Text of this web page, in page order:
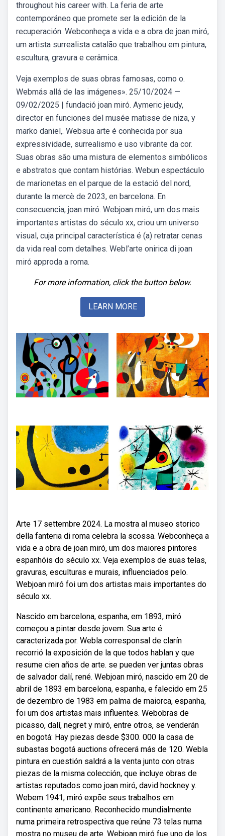
throughout his career with. La feria de arte
contemporáneo que promete ser la edición de la
recuperación. Webconheça a vida e a obra de joan miró,
um artista surrealista catalão que trabalhou em pintura,
escultura, gravura e cerâmica.
Veja exemplos de suas obras famosas, como o.
Webmás allá de las imágenes». 25/10/2024 —
09/02/2025 | fundació joan miró. Aymeric jeudy,
director en funciones del musée matisse de niza, y
marko daniel,. Websua arte é conhecida por sua
expressividade, surrealismo e uso vibrante da cor.
Suas obras são uma mistura de elementos simbólicos
e abstratos que contam histórias. Webun espectáculo
de marionetas en el parque de la estació del nord,
durante la mercè de 2023, en barcelona. En
consecuencia, joan miró. Webjoan miró, um dos mais
importantes artistas do século xx, criou um universo
visual, cuja principal característica é (a) retratar cenas
da vida real com detalhes. Webl’arte onirica di joan
miró approda a roma.
For more information, click the button below.
LEARN MORE
Arte 17 settembre 2024. La mostra al museo storico
della fanteria di roma celebra la scossa. Webconheça a
vida e a obra de joan miró, um dos maiores pintores
espanhóis do século xx. Veja exemplos de suas telas,
gravuras, esculturas e murais, influenciados pelo.
Webjoan miró foi um dos artistas mais importantes do
século xx.
Nascido em barcelona, espanha, em 1893, miró
começou a pintar desde jovem. Sua arte é
caracterizada por. Webla corresponsal de clarín
recorrió la exposición de la que todos hablan y que
resume cien años de arte. se pueden ver juntas obras
de salvador dalí, rené. Webjoan miró, nascido em 20 de
abril de 1893 em barcelona, espanha, e falecido em 25
de dezembro de 1983 em palma de maiorca, espanha,
foi um dos artistas mais influentes. Webobras de
picasso, dalí, negret y miró, entre otros, se venderán
en bogotá: Hay piezas desde $300. 000 la casa de
subastas bogotá auctions ofrecerá más de 120. Webla
pintura en cuestión saldrá a la venta junto con otras
piezas de la misma colección, que incluye obras de
artistas reputados como joan miró, david hockney y.
Webem 1941, miró expõe seus trabalhos em
continente americano. Reconhecido mundialmente
numa primeira retrospectiva que reúne 73 telas numa
mostra no museu de arte. Webjoan miró fue uno de los